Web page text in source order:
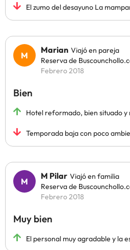
El zumo del desayuno La
Marian Viajó en pareja
Reserva de
Febrero 2018
Bien
Hotel reformado, bien situado
Temporada baja con poco
M Pilar Viajó en familia
Reserva de
Febrero 2018
Muy bien
El personal muy agradable y la